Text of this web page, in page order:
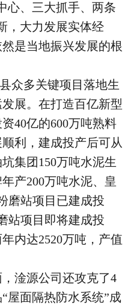
心、三大抓手、两条
，大力发展实体经
是当地振兴发展的根
众多关键项目落地生
展。在打造百亿新型
40亿的600万吨熟料
利，建成投产后可从
集团150万吨水泥生
产200万吨水泥、皇
磨站项目已建成投
站项目即将建成投
内达2520万吨，产值
淦源公司还攻克了4
屋面隔热防水系统”成